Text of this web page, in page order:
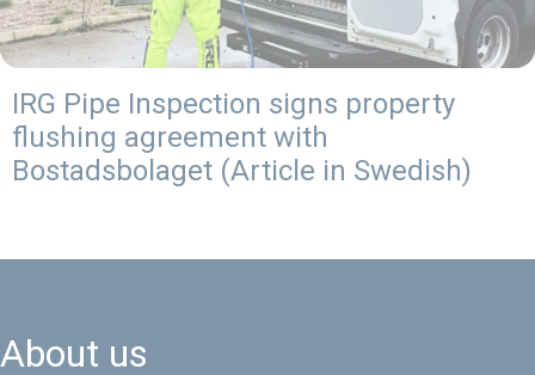
IRG Pipe Inspection signs property
flushing agreement with
Bostadsbolaget (Article in Swedish)
About us